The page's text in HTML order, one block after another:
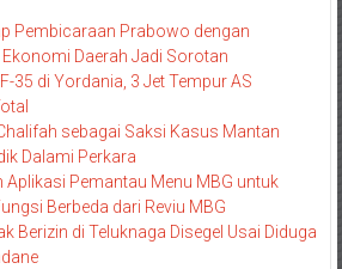
Pembicaraan Prabowo dengan
Daerah Jadi Sorotan
35 di Yordania, 3 Jet Tempur AS
sebagai Saksi Kasus Mantan
Dalami Perkara
Pemantau Menu MBG untuk
Berbeda dari Reviu MBG
Berizin di Teluknaga Disegel Usai Diduga